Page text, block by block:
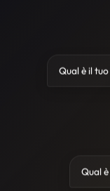
Qual è il
Qual